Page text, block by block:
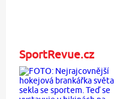
SportRevue.cz